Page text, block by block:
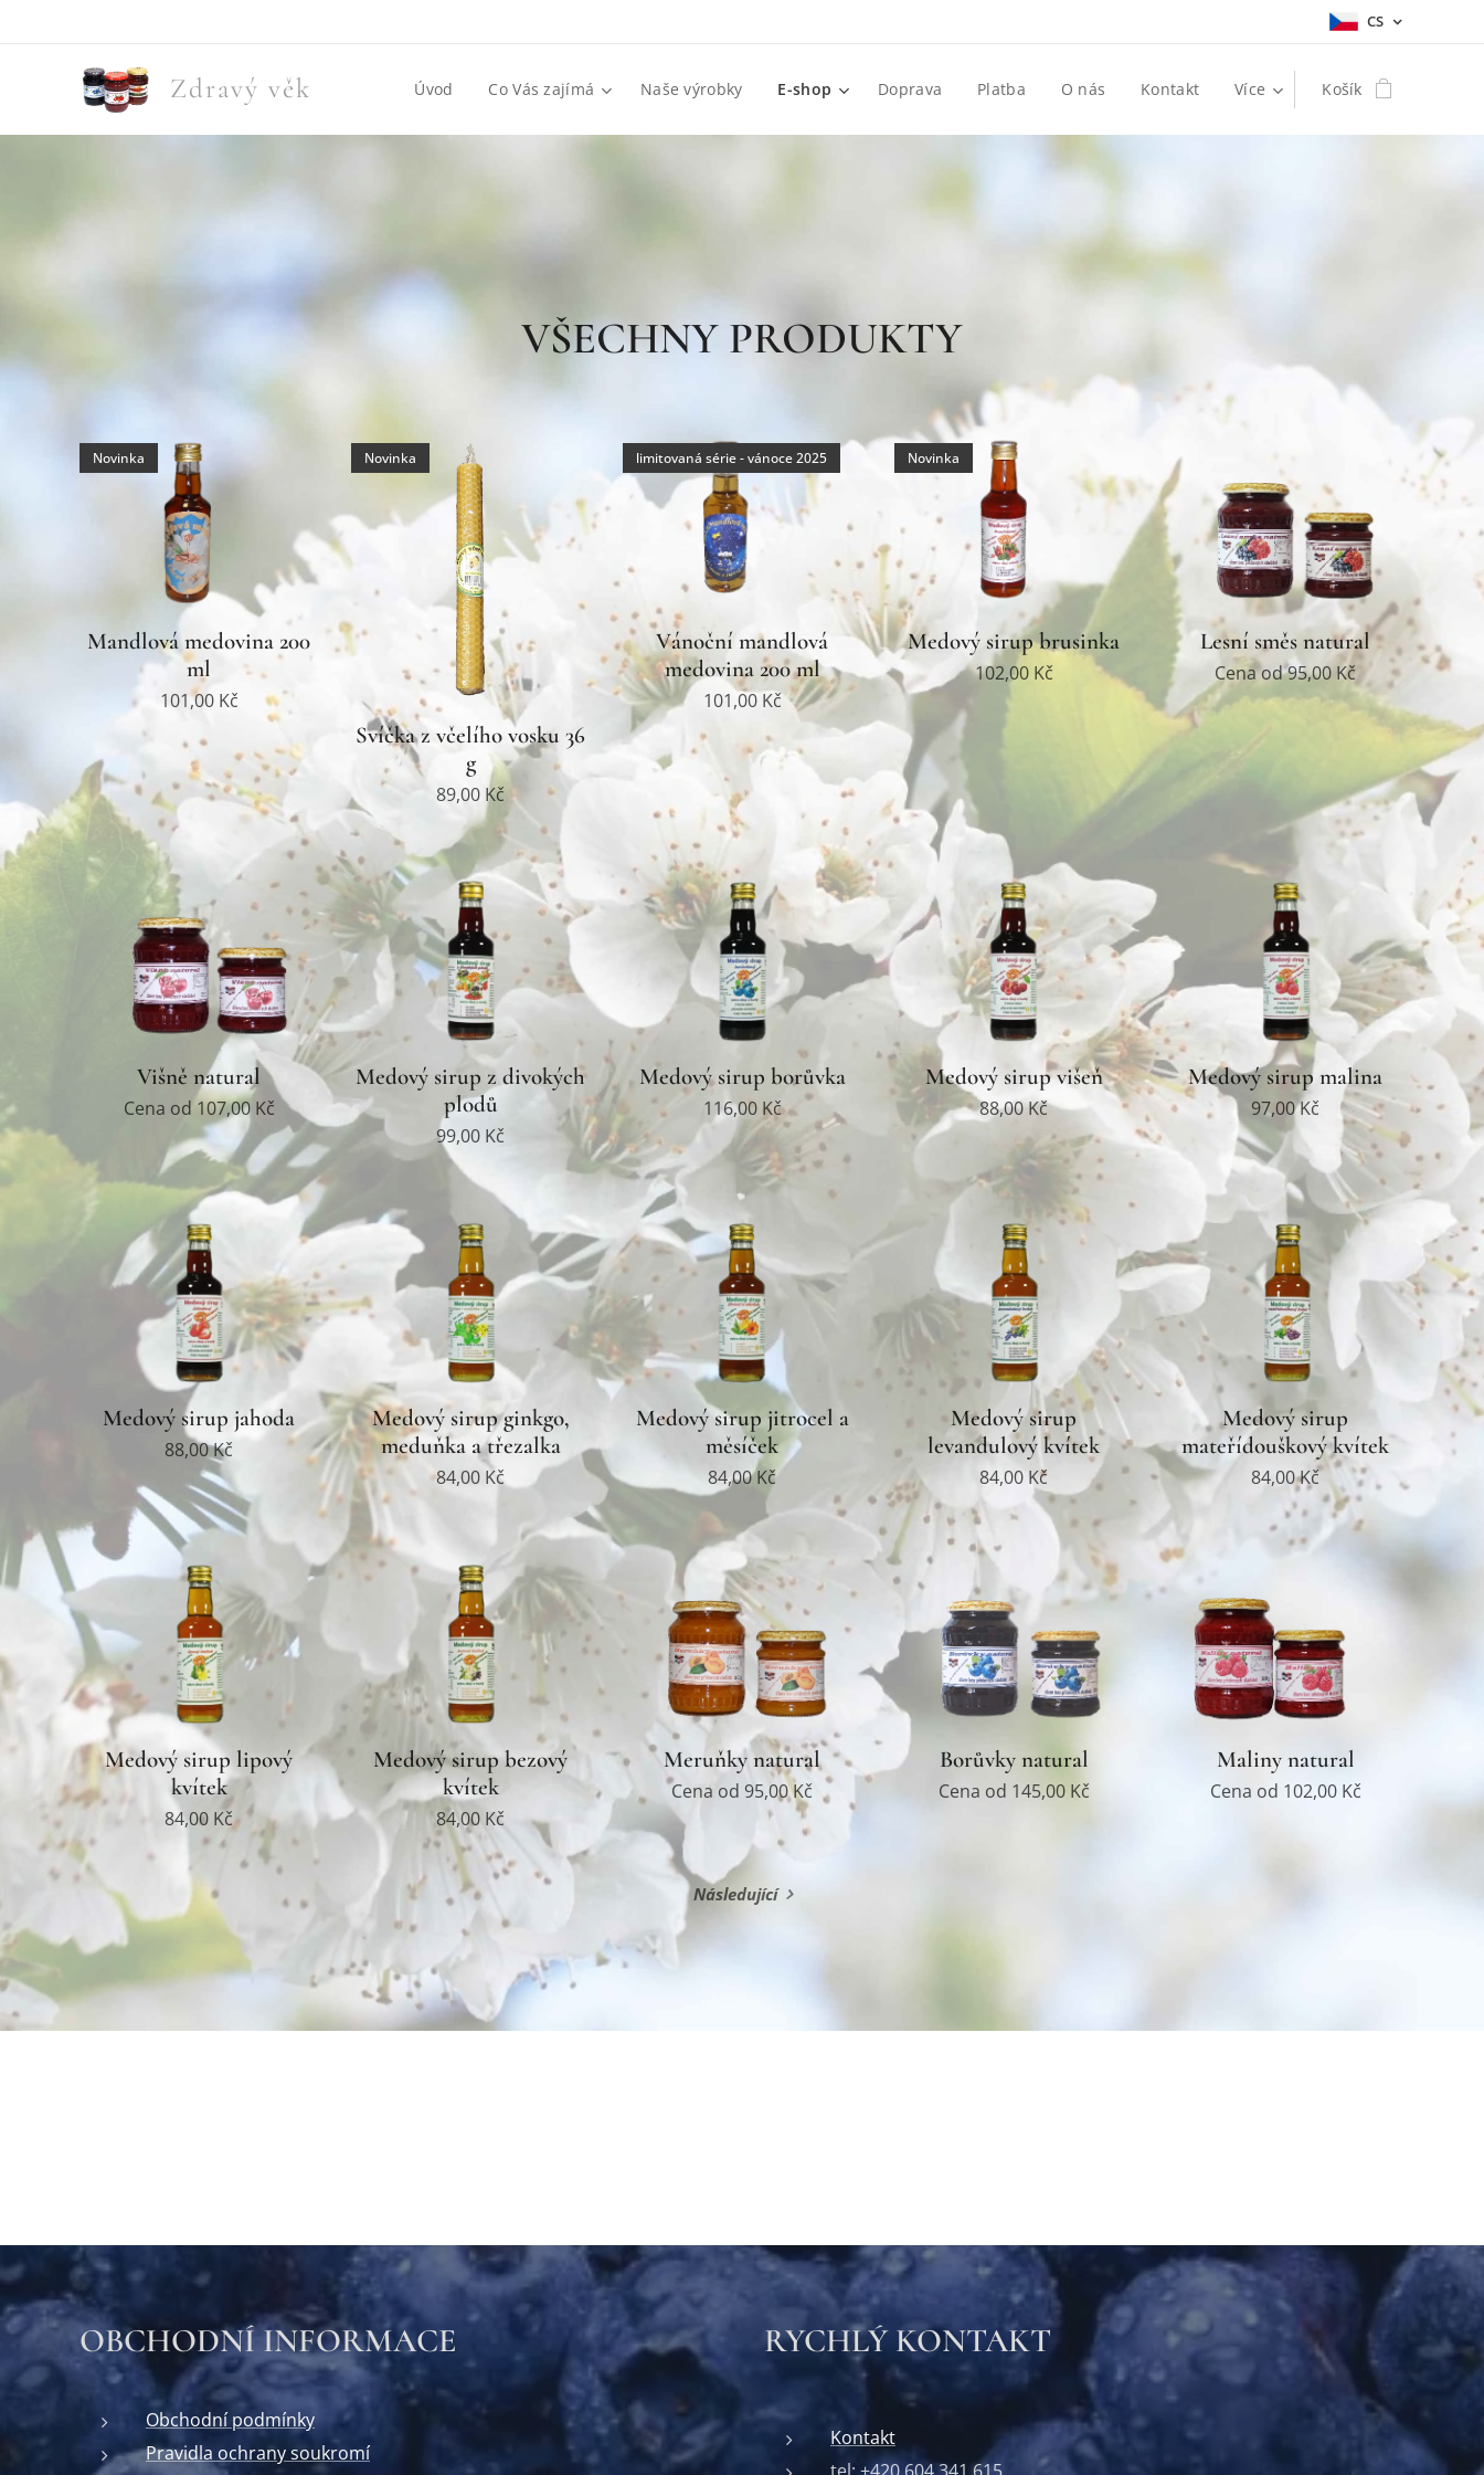
CS
Zdravý věk Úvod Co Vás zajímá Naše výrobky E-shop Doprava Platba O nás Kontakt Více Košík
VŠECHNY PRODUKTY
Mandlová medovina 200
ml
Novinka
101,00Kč
Svíčka z včelího vosku 36
g
Novinka
89,00 Kč
Vánoční mandlová
medovina 200 ml
limitovaná série - vánoce 2025
101,00Kč
Medový sirup brusinka
Novinka
102,00Kč
Lesní směs natural
Cena od95,00Kč
Višně natural
Cena od 107,00Kč
Medový sirup z divokých
plodů
99,00 Kč
Medový sirup borůvka
116,00Kč
Medový sirup višeň
88,00Kč
Medový sirup malina
97,00Kč
Medový sirup jahoda
88,00Kč
Medový sirup ginkgo,
meduňka a třezalka
84,00 Kč
Medový sirup jitrocel a
měsíček
84,00Kč
Medový sirup
levandulový kvítek
84,00Kč
Medový sirup
mateřídouškový kvítek
84,00Kč
Medový sirup lipový
kvítek
84,00 Kč
Medový sirup bezový
kvítek
84,00 Kč
Meruňky natural
Cena od 95,00Kč
Borůvky natural
Cena od 145,00Kč
Maliny natural
Cena od 102,00Kč
Následující
OBCHODNÍ INFORMACE RYCHLÝ KONTAKT
Obchodní podmínky
Pravidla ochrany soukromí
Kontakt